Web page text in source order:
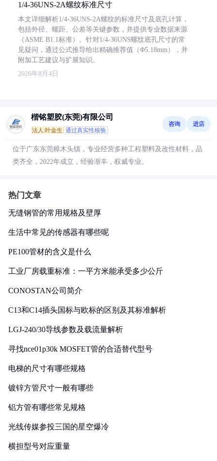
1/4-36UNS-2A螺纹标准尺寸
本文详细解析1/4-36UNS-2A螺纹的标准尺寸及底孔计算，
包括外径、螺距、公差等关键参数，并提供专业数据来源
（ASME B1.1标准）。针对1/4-36UNS螺纹底孔尺寸的常
见疑问，通过公式推导给出精确推荐值（Φ5.18mm），并
附加工艺建议与扩展知识。
2026年8月4日
楷铭塑胶(东莞)有限公司
法人:叶金生 通过真实性核验
咨询 进店
位于广东东莞樟木头镇，专业经营多种工程塑料及改性材料，品
类齐全，2022年成立，经验渐丰，权威专业。
热门文章
无缝钢管的常用规格及壁厚
生活中常见的传感器有哪些呢
PE100管材的含义是什么
工业厂房载重标准：一平方米能承受多少公斤
CONOSTAN公司简介
C13和C14插头国标与欧标的区别及其标准解析
LGJ-240/30导线参数及载流量解析
寻找nce01p30k MOSFET管的合适替代型号
电梯的尺寸有哪些规格
镀锌方管尺寸一般有哪些
铝方管有哪些常见规格
光线传媒参投三国的星空爆冷
横担型号对应重量